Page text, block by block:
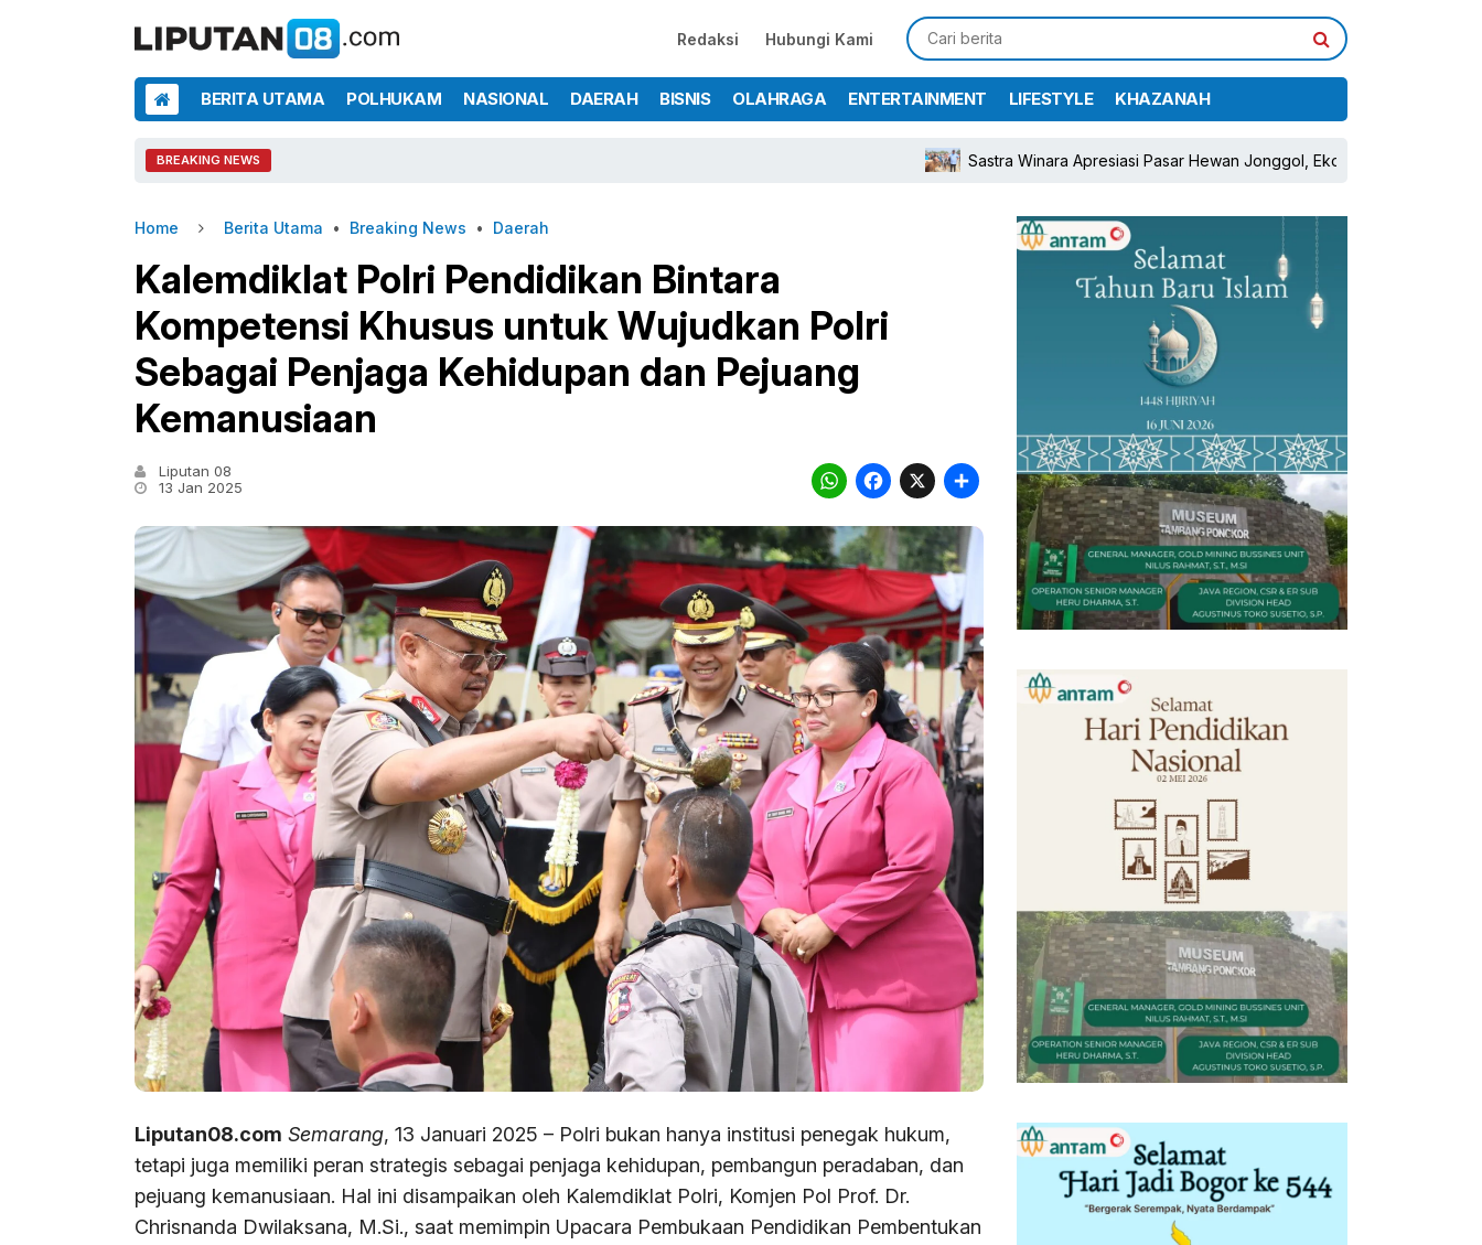
Redaksi Hubungi Kami
BERITA UTAMA POLHUKAM NASIONAL DAERAH BISNIS OLAHRAGA ENTERTAINMENT LIFESTYLE KHAZANAH
BREAKING NEWS Sastra Winara Apresiasi Pasar Hewan Jonggol, Ekonomi Peternak Diharapkan Tumbuh
Home Berita Utama • Breaking News • Daerah
Kalemdiklat Polri Pendidikan Bintara
Kompetensi Khusus untuk Wujudkan Polri
Sebagai Penjaga Kehidupan dan Pejuang
Kemanusiaan
Liputan 08
13 Jan 2025
WhatsApp
Facebook
X Share
Liputan08.com Semarang, 13 Januari 2025 – Polri bukan hanya institusi penegak hukum,
tetapi juga memiliki peran strategis sebagai penjaga kehidupan, pembangun peradaban, dan
pejuang kemanusiaan. Hal ini disampaikan oleh Kalemdiklat Polri, Komjen Pol Prof. Dr.
Chrisnanda Dwilaksana, M.Si., saat memimpin Upacara Pembukaan Pendidikan Pembentukan